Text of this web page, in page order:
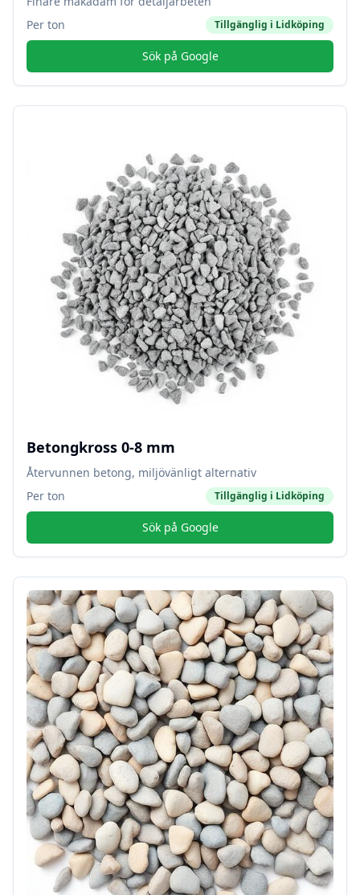
Per ton
Tillgänglig i Lidköping
Sök på Google
Betongkross 0-8 mm
Återvunnen betong, miljövänligt alternativ
Per ton
Tillgänglig i Lidköping
Sök på Google